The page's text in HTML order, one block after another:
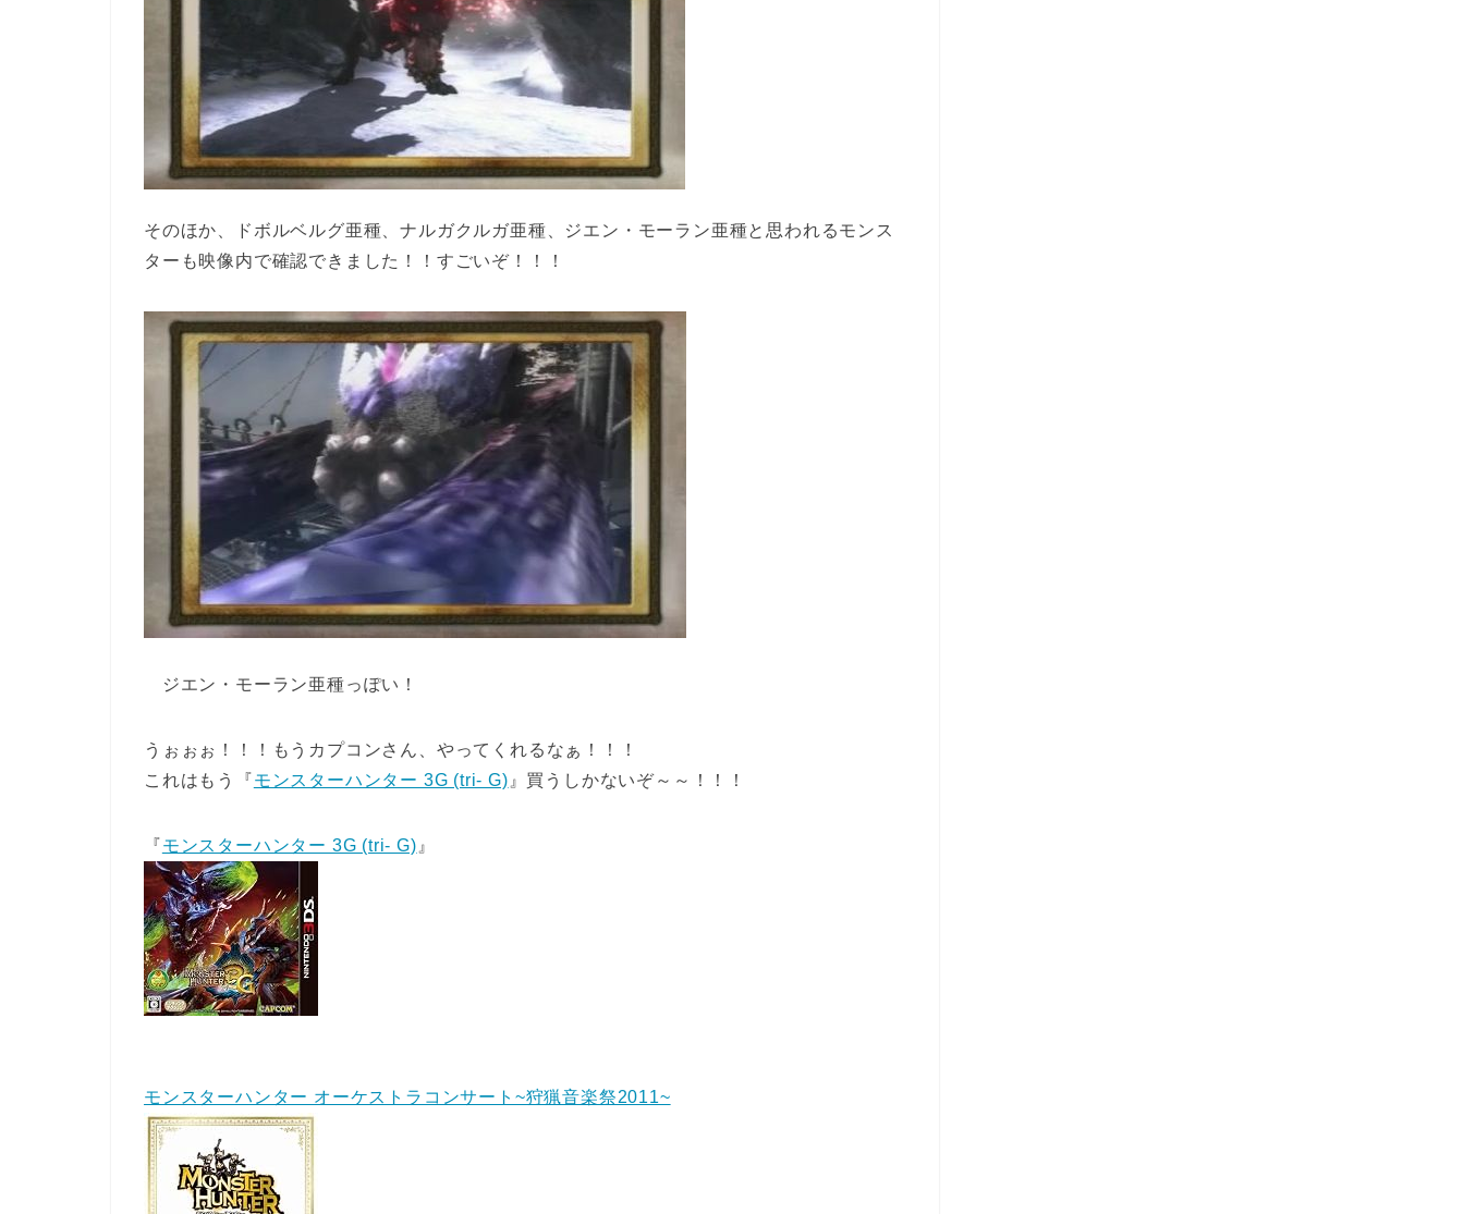
そのほか、ドボルベルグ亜種、ナルガクルガ亜種、ジエン・モーラン亜種と思われるモンス
ターも映像内で確認できました！！すごいぞ！！！
ジエン・モーラン亜種っぽい！
うぉぉぉ！！！もうカプコンさん、やってくれるなぁ！！！
これはもう『モンスターハンター 3G (tri- G) 』買うしかないぞ～～！！！
『モンスターハンター 3G (tri- G) 』
モンスターハンター オーケストラコンサート~狩猟音楽祭2011~